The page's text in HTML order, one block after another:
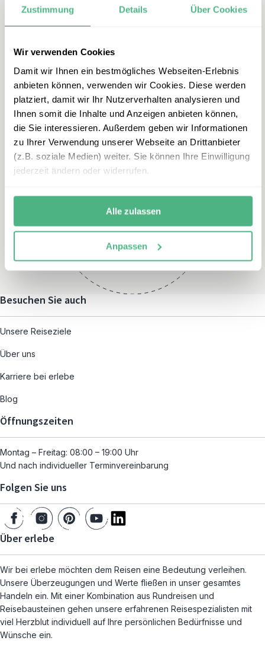
Zustimmung Details Über Cookies
Wir verwenden Cookies
Damit wir Ihnen ein bestmögliches Webseiten-Erlebnis
anbieten können, verwenden wir Cookies. Diese werden
platziert, damit wir Ihr Nutzerverhalten analysieren und
Ihnen somit die Inhalte und Anzeigen anbieten können,
die Sie interessieren. Außerdem geben wir Informationen
zu Ihrer Verwendung unserer Webseite an Drittanbieter
(z.B. soziale Medien) weiter. Sie können Ihre Einwilligung
jederzeit ändern oder widerrufen.
Alle zulassen
Anpassen
E-Mail
kuba@erlebe.de
Montag – Freitag:
und nach individueller
Terminvereinbarung
Besuchen Sie auch
Unsere Reiseziele
Über uns
Karriere bei erlebe
Blog
Öffnungszeiten
Montag – Freitag: 08:00 – 19:00 Uhr
Und nach individueller Terminvereinbarung
Folgen Sie uns
Über erlebe
Wir bei erlebe möchten dem Reisen eine Bedeutung verleihen.
Unsere Überzeugungen und Werte fließen in unser gesamtes
Handeln ein. Mit einer Kombination aus Rundreisen und
Reisebausteinen gehen unsere erfahrenen Reisespezialisten mit
viel Herzblut individuell auf Ihre persönlichen Bedürfnisse und
Wünsche ein.